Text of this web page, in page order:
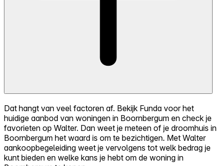
Dat hangt van veel factoren af. Bekijk Funda voor het
huidige aanbod van woningen in Boornbergum en check je
favorieten op Walter. Dan weet je meteen of je droomhuis in
Boornbergum het waard is om te bezichtigen. Met Walter
aankoopbegeleiding weet je vervolgens tot welk bedrag je
kunt bieden en welke kans je hebt om de woning in